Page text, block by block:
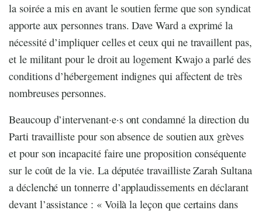
la soirée a mis en avant le soutien ferme que son syndicat
apporte aux personnes trans. Dave Ward a exprimé la
nécessité d’impliquer celles et ceux qui ne travaillent pas,
et le militant pour le droit au logement Kwajo a parlé des
conditions d’hébergement indignes qui affectent de très
nombreuses personnes.
Beaucoup d’intervenant·e·s ont condamné la direction du
Parti travailliste pour son absence de soutien aux grèves
et pour son incapacité faire une proposition conséquente
sur le coût de la vie. La députée travailliste Zarah Sultana
a déclenché un tonnerre d’applaudissements en déclarant
devant l’assistance : « Voilà la leçon que certains dans